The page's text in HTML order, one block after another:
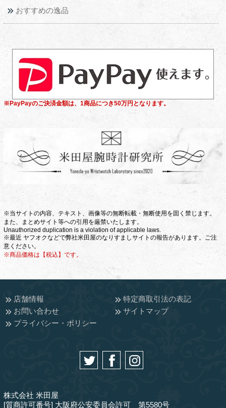
おすすめの逸品
※PayPayのご決済金額は、1商品につき50万円となります。
※当サイトの内容、テキスト、画像等の無断転載・無断使用を固く禁じます。
また、まとめサイト等への引用を厳禁いたします。
Unauthorized duplication is a violation of applicable laws.
※最近 ヤフオクなどで弊社米田屋のなりすましサイトの報告があります。ご注
意ください。
※商品価格は【税込】です。
店舗情報
特定商取引法の表記
お問い合わせ
サイトマップ
プライバシー・ポリシー
株式会社 米田屋
[質商許可番号] 大阪府公安委員会許可 第5580号